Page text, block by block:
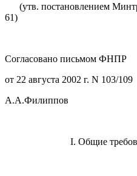
(утв. постановлением
61)
Согласовано письмом ФНПР
от 22 августа 2002 г. N 103/109
А.А.Филиппов
I. Общие